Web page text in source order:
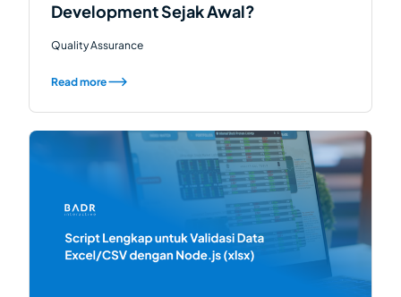
Development Sejak Awal?
Quality Assurance
Read more